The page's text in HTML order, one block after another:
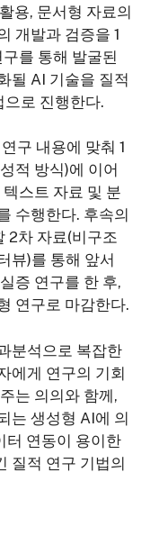
용, 문서형 자료의
개발과 검증을 1
를 통해 발굴된
될 AI 기술을 질적
로 진행한다.
구 내용에 맞춰 1
적 방식)에 이어
스트 자료 및 분
수행한다. 후속의
2차 자료(비구조
뷰)를 통해 앞서
증 연구를 한 후,
연구로 마감한다.
분석으로 복잡한
에게 연구의 기회
는 의의와 함께,
는 생성형 AI에 의
터 연동이 용이한
질적 연구 기법의